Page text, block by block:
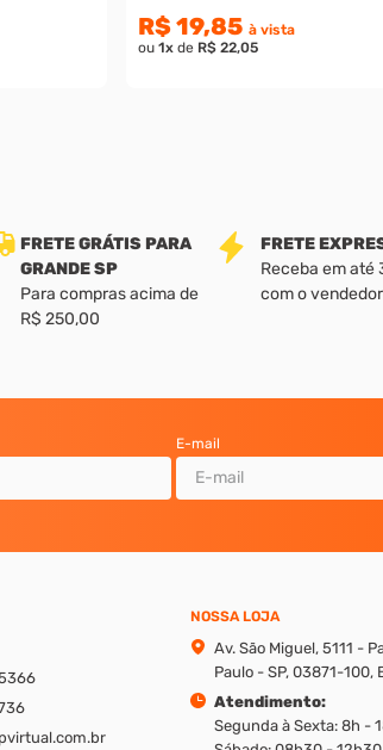
R$ 19,85 à vista
ou 1xde R$ 22,05
FRETE GRÁTIS PARA
GRANDE SP
Para compras acima de
R$ 250,00
FRETE
Receba em até
com o vendedor
E-mail
NOSSA LOJA
Av. São Miguel, 5111 -
Paulo - SP, 03871-100,
Atendimento:
Segunda à Sexta: 8h -